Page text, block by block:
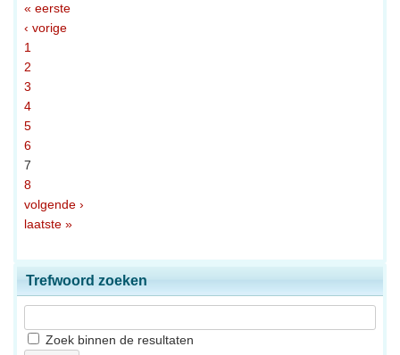
« eerste
‹ vorige
1
2
3
4
5
6
7
8
volgende ›
laatste »
Trefwoord zoeken
Zoek binnen de resultaten